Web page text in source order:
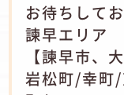
お待ちしてお
諫早エリア
【諫早市、
岩松町/幸町